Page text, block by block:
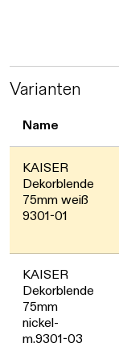
Varianten
Name
KAISER
Dekorblende
75mm weiß
9301-01
KAISER
Dekorblende
75mm
nickel-
m.9301-03